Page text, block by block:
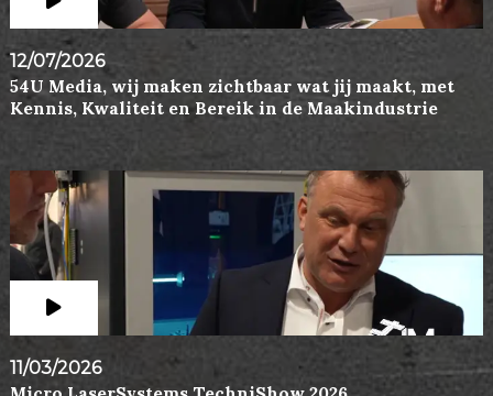
12/07/2026
54U Media, wij maken zichtbaar wat jij maakt, met
Kennis, Kwaliteit en Bereik in de Maakindustrie
11/03/2026